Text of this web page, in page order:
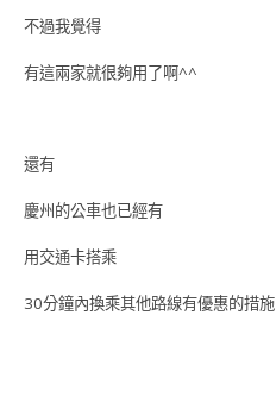
不過我覺得
有這兩家就很夠用了啊^^
還有
慶州的公車也已經有
用交通卡搭乘
30分鐘內換乘其他路線有優惠的措施